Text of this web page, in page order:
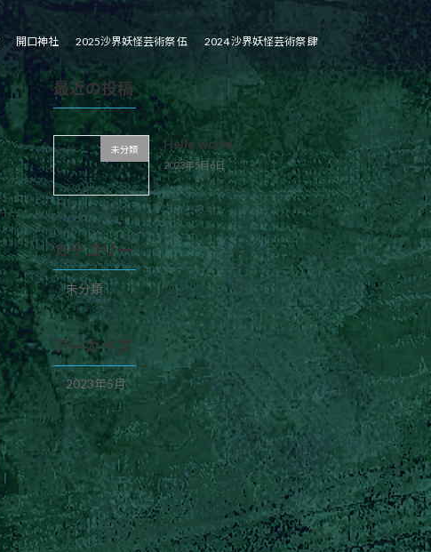
開口神社 2025沙界妖怪芸術祭 伍 2024 沙界妖怪芸術祭 肆
最近の投稿
未分類 Hello world!
2023年5月6日
カテゴリー
未分類
アーカイブ
2023年5月